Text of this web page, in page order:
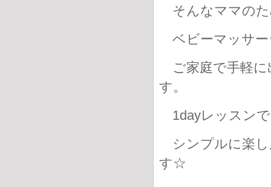
そんなママのた
ベビーマッサー
ご家庭で手軽に
す。
1dayレッスンで
シンプルに楽し
す☆